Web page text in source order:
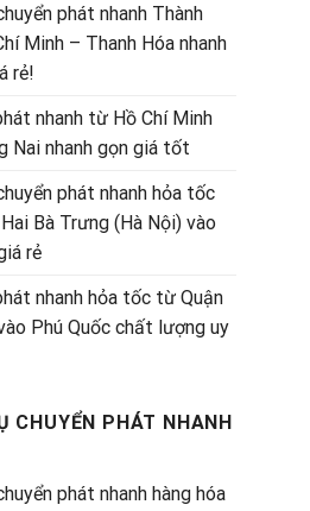
phát nhanh Thành
Minh – Thanh Hóa nhanh
rẻ!
nhanh từ Hồ Chí Minh
Nai nhanh gọn giá tốt
phát nhanh hỏa tốc
Bà Trưng (Hà Nội) vào
rẻ
nhanh hỏa tốc từ Quận
Phú Quốc chất lượng uy
CHUYỂN PHÁT NHANH
phát nhanh hàng hóa